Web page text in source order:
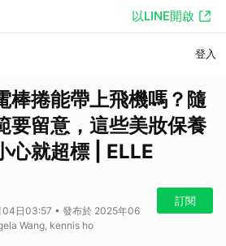
以LINE開啟
登入
棒捲能帶上飛機嗎？隨
要留意，這些美妝保養
心就超標 | ELLE
日03:57 • 發布於 2025年06
Wang, kennis ho
訂閱